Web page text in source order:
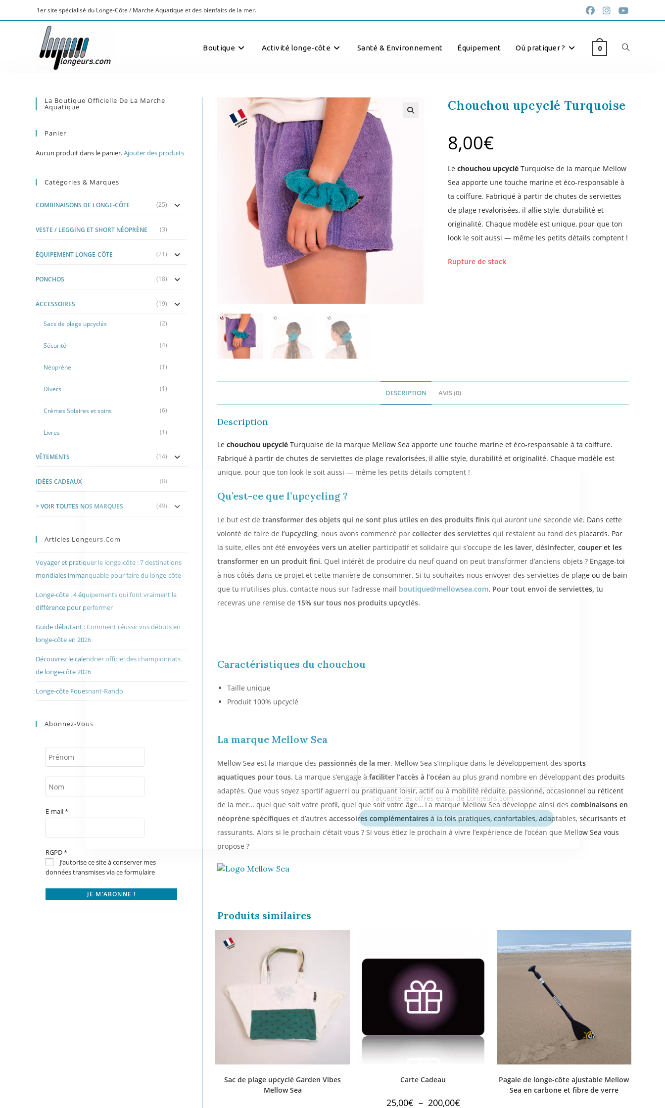
1er site spécialisé du Longe-Côte / Marche Aquatique et des bienfaits de la mer.
Boutique Activité longe-côte Santé & Environnement Équipement Où pratiquer ? 0
Chouchou upcyclé Turquoise
8,00€
Lechouchou upcyclé Turquoise de la marque Mellow
Sea apporte une touche marine et éco-responsable à
ta coiffure. Fabriqué à partir de chutes de serviettes
de plage revalorisées, il allie style, durabilité et
originalité. Chaque modèle est unique, pour que ton
look le soit aussi — même les petits détails comptent !
Rupture de stock
DESCRIPTION AVIS (0)
Description
Le chouchou upcyclé Turquoise de la marque Mellow Sea apporte une touche marine et éco-responsable à ta coiffure.
Fabriqué à partir de chutes de serviettes de plage revalorisées, il allie style, durabilité et originalité. Chaque modèle est
unique, pour que ton look le soit aussi — même les petits détails comptent !
Qu’est-ce que l’upcycling ?
Le but est de transformer des objets qui ne sont plus utiles en des produits finis qui auront une seconde vie. Dans cette
volonté de faire de l’upcycling, nous avons commencé par collecter des serviettes qui restaient au fond des placards. Par
la suite, elles ont été envoyées vers un atelier participatif et solidaire qui s’occupe de les laver, désinfecter, couper et les
transformer en un produit fini. Quel intérêt de produire du neuf quand on peut transformer d’anciens objets ? Engage-toi
à nos côtés dans ce projet et cette manière de consommer. Si tu souhaites nous envoyer des serviettes de plage ou de bain
que tu n’utilises plus, contacte nous sur l’adresse mail boutique@mellowsea.com. Pour tout envoi de serviettes, tu
recevras une remise de 15% sur tous nos produits upcyclés.
Caractéristiques du chouchou
Taille unique
Produit 100% upcyclé
La marque Mellow Sea
Mellow Sea est la marque des passionnés de la mer. Mellow Sea s’implique dans le développement des sports
aquatiques pour tous. La marque s’engage àfaciliter l’accès à l’océan au plus grand nombre en développant des produits
adaptés. Que vous soyez sportif aguerri ou pratiquant loisir, actif ou à mobilité réduite, passionné, occasionnel ou réticent
de la mer… quel que soit votre profil, quel que soit votre âge… La marque Mellow Sea développe ainsi des combinaisons en
néoprène spécifiques et d’autres accessoires complémentaires à la fois pratiques, confortables, adaptables, sécurisants et
rassurants. Alors si le prochain c’était vous ? Si vous étiez le prochain à vivre l’expérience de l’océan que Mellow Sea vous
propose ?
Produits similaires
Sac de plage upcyclé Garden Vibes
Mellow Sea
Carte Cadeau
25,00€ – 200,00€
Pagaie de longe-côte ajustable Mellow
Sea en carbone et fibre de verre
La Boutique Officielle De La Marche
Aquatique
Panier
Aucun produit dans le panier.Ajouter des produits
Catégories & Marques
COMBINAISONS DE LONGE-CÔTE (25)
VESTE / LEGGING ET SHORT NÉOPRÈNE (3)
ÉQUIPEMENT LONGE-CÔTE (21)
PONCHOS (18)
ACCESSOIRES (19)
Sacs de plage upcyclés (2)
Sécurité (4)
Néoprène (1)
Divers (1)
Crèmes Solaires et soins (6)
Livres (1)
VÊTEMENTS (14)
IDÉES CADEAUX (8)
> VOIR TOUTES NOS MARQUES (49)
Articles Longeurs.com
Voyager et pratiquer le longe-côte : 7 destinations
mondiales immanquable pour faire du longe-côte
Longe-côte : 4 équipements qui font vraiment la
différence pour performer
Guide débutant : Comment réussir vos débuts en
longe-côte en 2026
Découvrez le calendrier officiel des championnats
de longe-côte 2026
Longe-côte Fouesnant-Rando
Abonnez-Vous
E-mail*
RGPD*
J’autorise ce site à conserver mes
données transmises via ce formulaire
Inscrivez-vous et profitez de l'offre
MOINS
J'accepte les offres email de Longeurs.com.
J'EN PROFITE